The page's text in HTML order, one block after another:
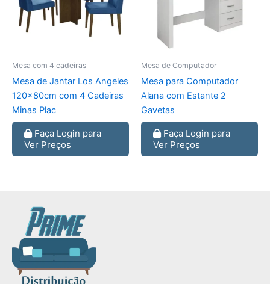
Mesa com 4 cadeiras
Mesa de Jantar Los Angeles
120x80cm com 4 Cadeiras
Minas Plac
Faça Login para
Ver Preços
Mesa de Computador
Mesa para Computador
Alana com Estante 2
Gavetas
Faça Login para
Ver Preços